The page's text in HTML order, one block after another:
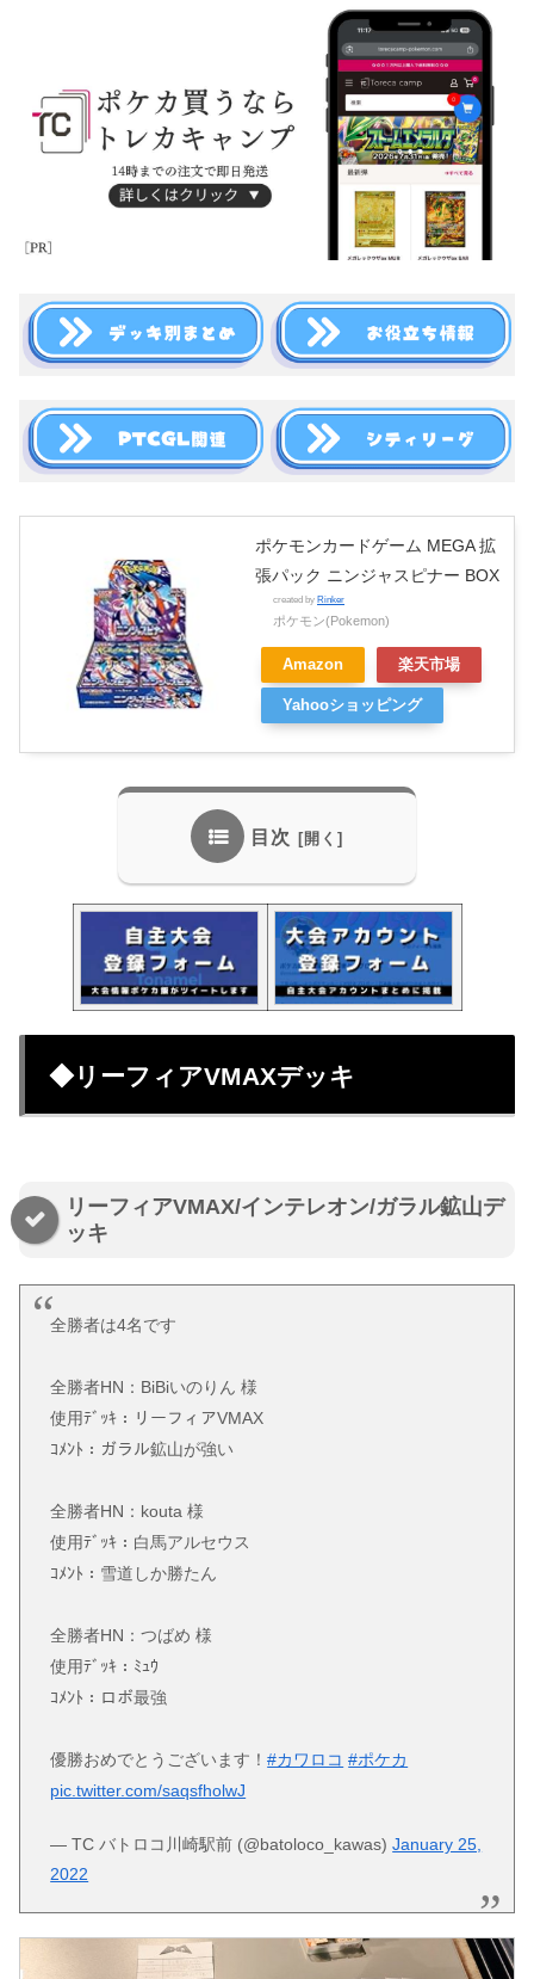
ポケモンカードゲーム MEGA 拡
張パック ニンジャスピナー BOX
created by Rinker
ポケモン(Pokemon)
Amazon 楽天市場
Yahooショッピング
目次
◆リーフィアVMAXデッキ
リーフィアVMAX/インテレオン/ガラル鉱山デ
ッキ
全勝者は4名です
全勝者HN：BiBiいのりん 様
使用ﾃﾞｯｷ：リーフィアVMAX
ｺﾒﾝﾄ：ガラル鉱山が強い
全勝者HN：kouta 様
使用ﾃﾞｯｷ：白馬アルセウス
ｺﾒﾝﾄ：雪道しか勝たん
全勝者HN：つばめ 様
使用ﾃﾞｯｷ：ﾐｭｳ
ｺﾒﾝﾄ：ロボ最強
優勝おめでとうございます！#カワロコ #ポケカ
pic.twitter.com/saqsfholwJ
— TC バトロコ川崎駅前 (@batoloco_kawas)January 25,
2022